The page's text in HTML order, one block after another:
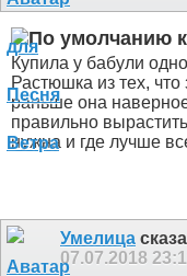
Купила у бабули
Растюшка из тех,
раньше она
правильно
нужна и где лучше
Умелица
07.07.2018